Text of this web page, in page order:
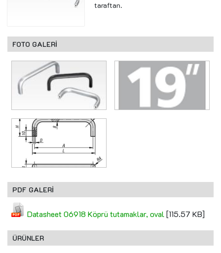
taraftan.
FOTO GALERİ
PDF GALERİ
Datasheet 06918 Köprü tutamaklar, oval[115.57 KB]
ÜRÜNLER